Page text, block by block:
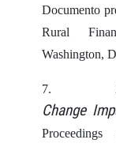
Documento
Rural
Washington,
7.
Change